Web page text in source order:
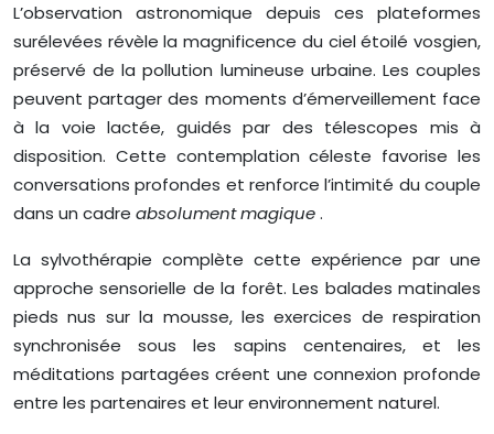
L’observation astronomique depuis ces plateformes
surélevées révèle la magnificence du ciel étoilé vosgien,
préservé de la pollution lumineuse urbaine. Les couples
peuvent partager des moments d’émerveillement face
à la voie lactée, guidés par des télescopes mis à
disposition. Cette contemplation céleste favorise les
conversations profondes et renforce l’intimité du couple
dans un cadre absolument magique.
La sylvothérapie complète cette expérience par une
approche sensorielle de la forêt. Les balades matinales
pieds nus sur la mousse, les exercices de respiration
synchronisée sous les sapins centenaires, et les
méditations partagées créent une connexion profonde
entre les partenaires et leur environnement naturel.